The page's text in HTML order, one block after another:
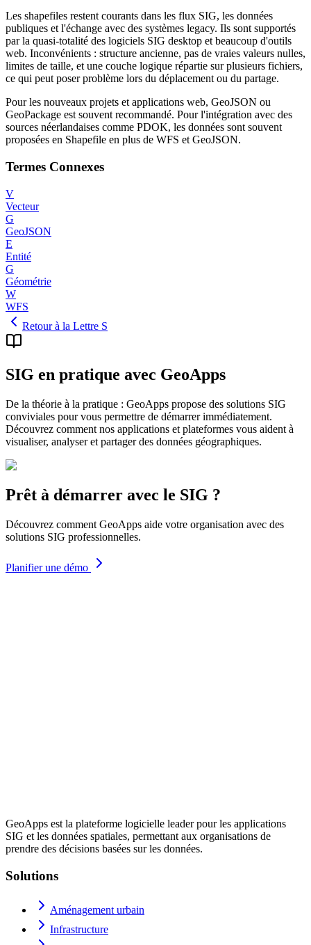
Les shapefiles restent courants dans les flux SIG, les données
publiques et l'échange avec des systèmes legacy. Ils sont supportés
par la quasi-totalité des logiciels SIG desktop et beaucoup d'outils
web. Inconvénients : structure ancienne, pas de vraies valeurs nulles,
limites de taille, et une couche logique répartie sur plusieurs fichiers,
ce qui peut poser problème lors du déplacement ou du partage.
Pour les nouveaux projets et applications web, GeoJSON ou
GeoPackage est souvent recommandé. Pour l'intégration avec des
sources néerlandaises comme PDOK, les données sont souvent
proposées en Shapefile en plus de WFS et GeoJSON.
Termes Connexes
V
Vecteur
G
GeoJSON
E
Entité
G
Géométrie
W
WFS
Retour à la Lettre S
SIG en pratique avec GeoApps
De la théorie à la pratique : GeoApps propose des solutions SIG
conviviales pour vous permettre de démarrer immédiatement.
Découvrez comment nos applications et plateformes vous aident à
visualiser, analyser et partager des données géographiques.
Prêt à démarrer avec le SIG ?
Découvrez comment GeoApps aide votre organisation avec des
solutions SIG professionnelles.
Planifier une démo
GeoApps est la plateforme logicielle leader pour les applications
SIG et les données spatiales, permettant aux organisations de
prendre des décisions basées sur les données.
Solutions
Aménagement urbain
Infrastructure